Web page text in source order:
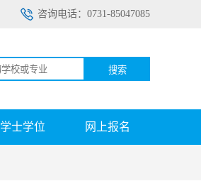
咨询电话：0731-85047085
搜索
学士学位 网上报名